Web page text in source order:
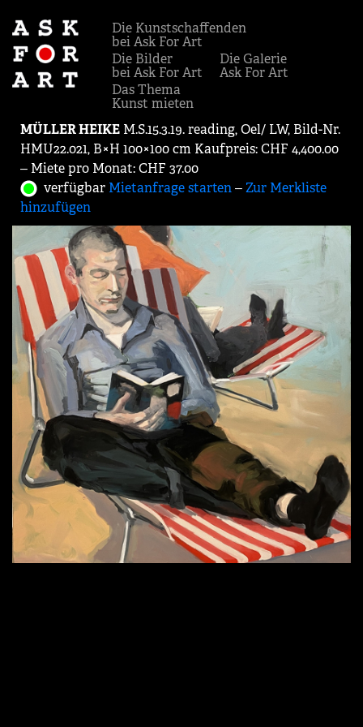
Die Kunstschaffenden
bei Ask For Art
Die Bilder
bei Ask For Art
Die Galerie
Ask For Art
Das Thema
Kunst mieten
MÜLLER HEIKE M.S.15.3.19. reading, Oel/ LW, Bild-Nr.
HMU22.021, B×H 100×100 cm Kaufpreis: CHF 4,400.00
‒ Miete pro Monat: CHF 37.00
verfügbar Mietanfrage starten‒Zur Merkliste
hinzufügen